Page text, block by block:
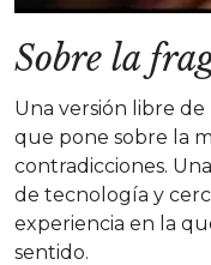
Sobre la
Una versión libre de
que pone sobre la
contradicciones.
de tecnología y
experiencia en la
sentido.